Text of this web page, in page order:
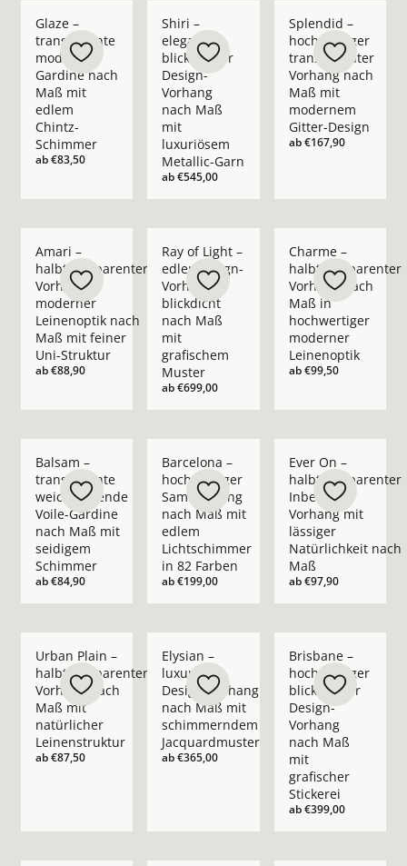
Glaze –
transparente
moderne
Gardine nach
Maß mit
edlem
Chintz-
Schimmer
ab€83,50
Shiri –
eleganter
blickdichter
Design-
Vorhang
nach Maß
mit
luxuriösem
Metallic-Garn
ab€545,00
Splendid –
hochwertiger
transparenter
Vorhang nach
Maß mit
modernem
Gitter-Design
ab€167,90
Amari –
halbtransparenter
Vorhang in
moderner
Leinenoptik nach
Maß mit feiner
Uni-Struktur
ab€88,90
Ray of Light –
edler Design-
Vorhang
blickdicht
nach Maß
mit
grafischem
Muster
ab€699,00
Charme –
halbtransparenter
Vorhang nach
Maß in
hochwertiger
moderner
Leinenoptik
ab€99,50
Balsam –
transparente
weichfließende
Voile-Gardine
nach Maß mit
seidigem
Schimmer
ab€84,90
Barcelona –
hochwertiger
Samtvorhang
nach Maß mit
edlem
Lichtschimmer
in 82 Farben
ab€199,00
Ever On –
halbtransparenter
Inbetween
Vorhang mit
lässiger
Natürlichkeit nach
Maß
ab€97,90
Urban Plain –
halbtransparenter
Vorhang nach
Maß mit
natürlicher
Leinenstruktur
ab€87,50
Elysian –
luxuriöser
Design-Vorhang
nach Maß mit
schimmerndem
Jacquardmuster
ab€365,00
Brisbane –
hochwertiger
blickdichter
Design-
Vorhang
nach Maß
mit
grafischer
Stickerei
ab€399,00